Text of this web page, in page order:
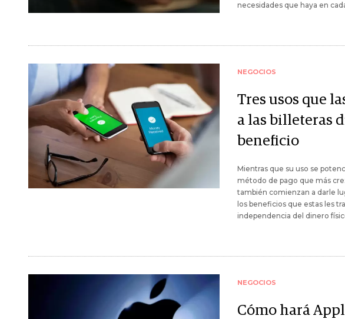
necesidades que haya en
NEGOCIOS
Tres usos que
a las billeteras
beneficio
Mientras que su uso se
método de pago que más
también comienzan a darle
los beneficios que estas les
independencia del dinero
NEGOCIOS
Cómo hará